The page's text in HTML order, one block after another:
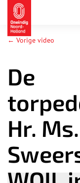
← Vorige video
De
Hr.